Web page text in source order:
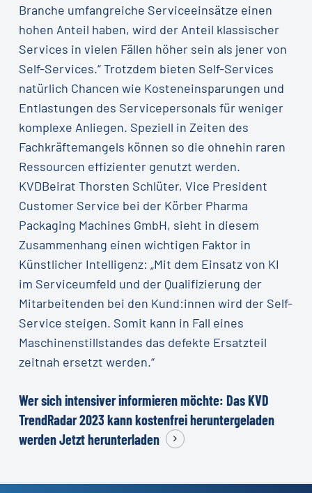
Branche umfangreiche Serviceeinsätze einen
hohen Anteil haben, wird der Anteil klassischer
Services in vielen Fällen höher sein als jener von
Self-Services.“ Trotzdem bieten Self-Services
natürlich Chancen wie Kosteneinsparungen und
Entlastungen des Servicepersonals für weniger
komplexe Anliegen. Speziell in Zeiten des
Fachkräftemangels können so die ohnehin raren
Ressourcen effizienter genutzt werden.
KVDBeirat Thorsten Schlüter, Vice President
Customer Service bei der Körber Pharma
Packaging Machines GmbH, sieht in diesem
Zusammenhang einen wichtigen Faktor in
Künstlicher Intelligenz: „Mit dem Einsatz von KI
im Serviceumfeld und der Qualifizierung der
Mitarbeitenden bei den Kund:innen wird der Self-
Service steigen. Somit kann in Fall eines
Maschinenstillstandes das defekte Ersatzteil
zeitnah ersetzt werden.“
Wer sich intensiver informieren möchte: Das KVD
TrendRadar 2023 kann kostenfrei heruntergeladen
werdenJetzt herunterladen